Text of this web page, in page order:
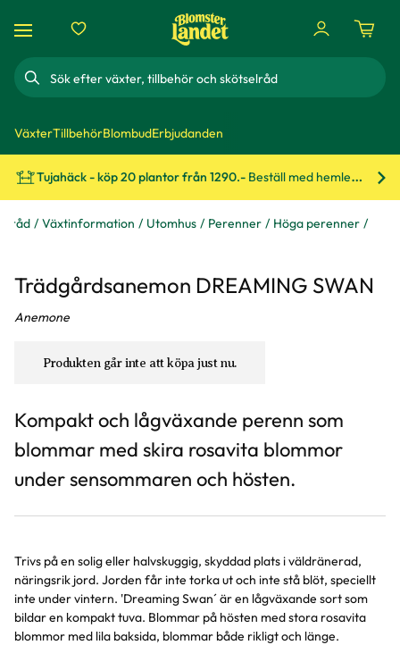
Sök
VäxterTillbehörBlombudErbjudanden
Tujahäck - köp 20 plantor från 1290.- Beställ med hemleverans!
råd Växtinformation Utomhus Perenner Höga perenner
Trädgårdsanemon DREAMING SWAN
Anemone
Produkten går inte att köpa just nu.
Kompakt och lågväxande perenn som
blommar med skira rosavita blommor
under sensommaren och hösten.
Trivs på en solig eller halvskuggig, skyddad plats i väldränerad,
näringsrik jord. Jorden får inte torka ut och inte stå blöt, speciellt
inte under vintern. 'Dreaming Swan´ är en lågväxande sort som
bildar en kompakt tuva. Blommar på hösten med stora rosavita
blommor med lila baksida, blommar både rikligt och länge.